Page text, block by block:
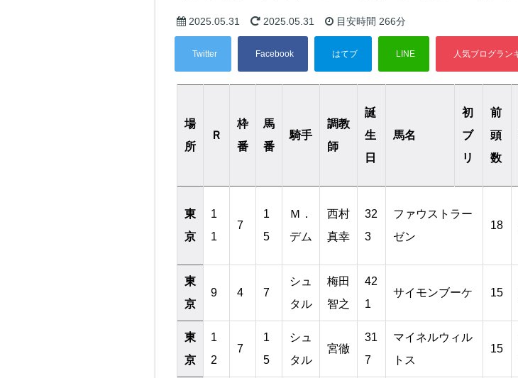
2025.05.31 2025.05.31 目安時間 266分
場
所
Ｒ
枠
番
馬
番
騎手
調教
師
誕
生
日
馬名
初
ブ
リ
前
頭
数
東
京
1
1
7
1
5
Ｍ．
デム
西村
真幸
32
3
ファウストラー
ゼン
18
東
京
9 4 7
シュ
タル
梅田
智之
42
1
サイモンブーケ 15
東
京
1
2
7
1
5
シュ
タル
宮徹
31
7
マイネルウィル
トス
15